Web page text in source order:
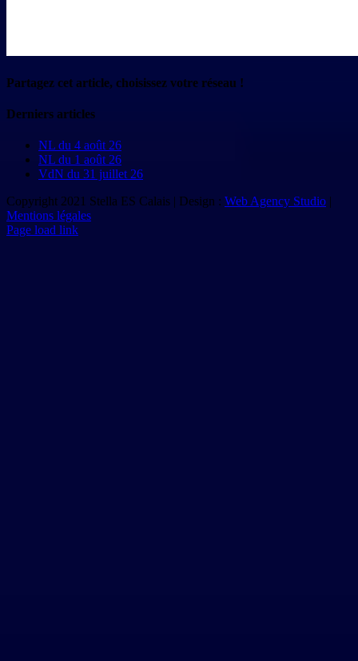
Partagez cet article, choisissez votre réseau !
Facebook
X
Reddit
LinkedIn
Tumblr
Pinterest
Vk
Email
Derniers articles
NL du 4 août 26
NL du 1 août 26
VdN du 31 juillet 26
Copyright 2021 Stella ES Calais | Design : Web Agency Studio |
Mentions légales
Page load link